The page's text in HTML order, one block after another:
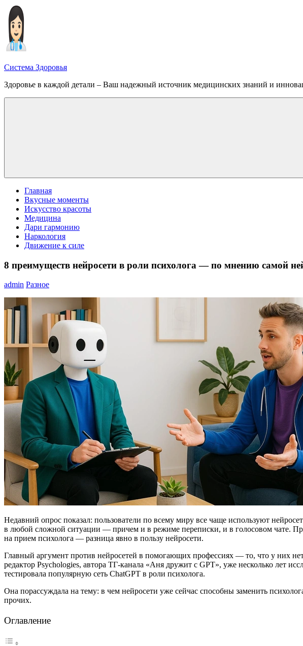
Перейти
содержимому
Система Здоровья
Здоровье в каждой детали – Ваш надежный источник медицинских знаний и
Меню
Главная
Вкусные моменты
Искусство красоты
Медицина
Дари гармонию
Наркология
Движение к силе
8 преимуществ нейросети в роли психолога — по мнению самой
admin Разное
Недавний опрос показал: пользователи по всему миру все чаще используют
в любой сложной ситуации — причем и в режиме переписки, и в голосовом чате.
на прием психолога — разница явно в пользу нейросети.
Главный аргумент против нейросетей в помогающих профессиях — то, что у них
редактор Psychologies, автора ТГ-канала «Аня дружит с GPT», уже несколько лет
тестировала популярную сеть ChatGPT в роли психолога.
Она порассуждала на тему: в чем нейросети уже сейчас способны заменить
прочих.
Оглавление